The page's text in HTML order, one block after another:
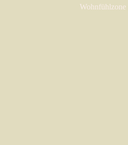
Wohnfühlzone